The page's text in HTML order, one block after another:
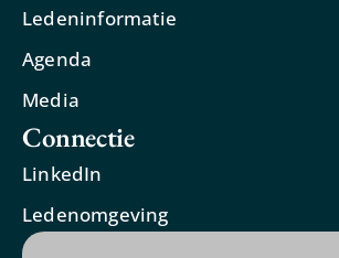
Ledeninformatie
Agenda
Media
Connectie
LinkedIn
Ledenomgeving